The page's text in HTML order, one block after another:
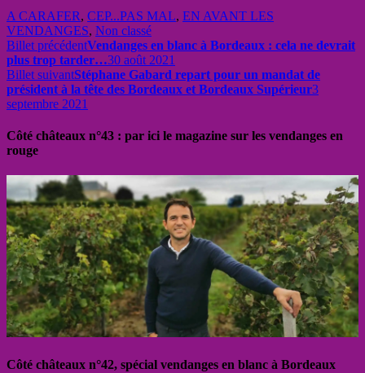
A CARAFER, CEP...PAS MAL, EN AVANT LES
VENDANGES, Non classé
Billet précédentVendanges en blanc à Bordeaux : cela ne devrait
plus trop tarder…30 août 2021
Billet suivantStéphane Gabard repart pour un mandat de
président à la tête des Bordeaux et Bordeaux Supérieur3
septembre 2021
Côté châteaux n°43 : par ici le magazine sur les vendanges en
rouge
Côté châteaux n°42, spécial vendanges en blanc à Bordeaux